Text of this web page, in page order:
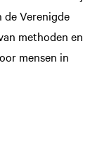
de Verenigde
methoden en
mensen in